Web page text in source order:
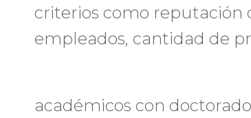
criterios como reputación
empleados, cantidad de
académicos con